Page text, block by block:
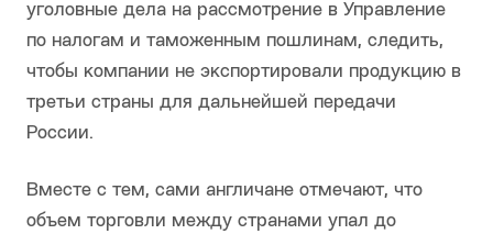
уголовные дела на рассмотрение в Управление
по налогам и таможенным пошлинам, следить,
чтобы компании не экспортировали продукцию в
третьи страны для дальнейшей передачи
России.
Вместе с тем, сами англичане отмечают, что
объем торговли между странами упал до